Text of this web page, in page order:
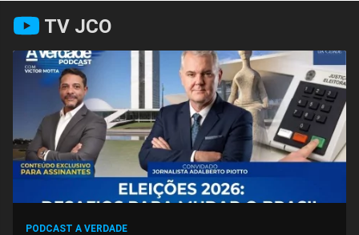
Compartilhar
no
Facebook
no
Whatsapp
no
Twitter
no
Messenger
no
Telegram
no
Gettr
TV JCO
PODCAST A VERDADE